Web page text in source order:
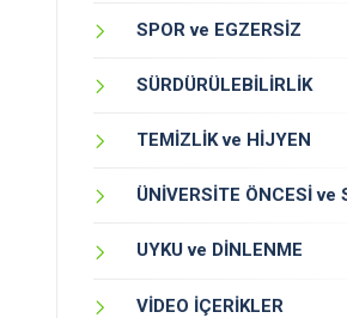
SPOR ve EGZERSİZ
SÜRDÜRÜLEBİLİRLİK
TEMİZLİK ve HİJYEN
ÜNİVERSİTE ÖNCESİ ve
UYKU ve DİNLENME
VİDEO İÇERİKLER